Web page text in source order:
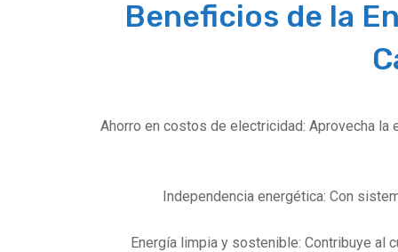
Beneficios de la
Ahorro en costos de electricidad: Aprovecha
Independencia energética: Con
Energía limpia y sostenible: Contribuye al